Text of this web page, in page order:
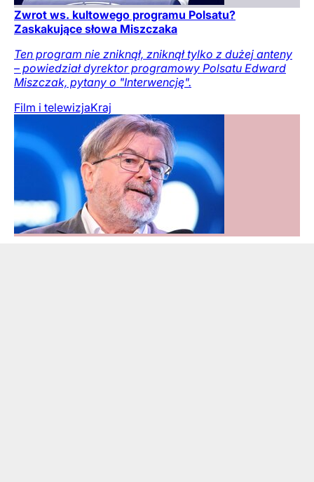
Zwrot ws. kultowego programu Polsatu?
Zaskakujące słowa Miszczaka
Ten program nie zniknął, zniknął tylko z dużej anteny
– powiedział dyrektor programowy Polsatu Edward
Miszczak, pytany o "Interwencję".
Film i telewizjaKraj